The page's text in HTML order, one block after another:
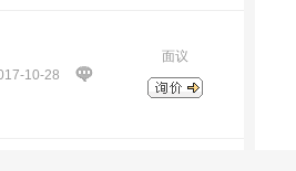
10-28
面议